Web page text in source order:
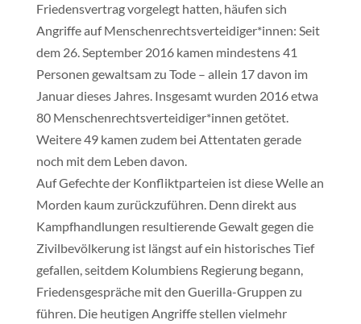
Friedensvertrag vorgelegt hatten, häufen sich
Angriffe auf Menschenrechtsverteidiger*innen: Seit
dem 26. September 2016 kamen mindestens 41
Personen gewaltsam zu Tode – allein 17 davon im
Januar dieses Jahres. Insgesamt wurden 2016 etwa
80 Menschenrechtsverteidiger*innen getötet.
Weitere 49 kamen zudem bei Attentaten gerade
noch mit dem Leben davon.
Auf Gefechte der Konfliktparteien ist diese Welle an
Morden kaum zurückzuführen. Denn direkt aus
Kampfhandlungen resultierende Gewalt gegen die
Zivilbevölkerung ist längst auf ein historisches Tief
gefallen, seitdem Kolumbiens Regierung begann,
Friedensgespräche mit den Guerilla-Gruppen zu
führen. Die heutigen Angriffe stellen vielmehr